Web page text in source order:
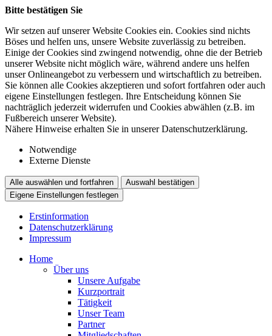
Bitte bestätigen Sie
Wir setzen auf unserer Website Cookies ein. Cookies sind nichts
Böses und helfen uns, unsere Website zuverlässig zu betreiben.
Einige der Cookies sind zwingend notwendig, ohne die der Betrieb
unserer Website nicht möglich wäre, während andere uns helfen
unser Onlineangebot zu verbessern und wirtschaftlich zu betreiben.
Sie können alle Cookies akzeptieren und sofort fortfahren oder auch
eigene Einstellungen festlegen. Ihre Entscheidung können Sie
nachträglich jederzeit widerrufen und Cookies abwählen (z.B. im
Fußbereich unserer Website).
Nähere Hinweise erhalten Sie in unserer Datenschutzerklärung.
Notwendige
Externe Dienste
Alle auswählen und fortfahren
Auswahl bestätigen
Eigene Einstellungen festlegen
Erstinformation
Datenschutzerklärung
Impressum
Home
Über uns
Unsere Aufgabe
Kurzportrait
Tätigkeit
Unser Team
Partner